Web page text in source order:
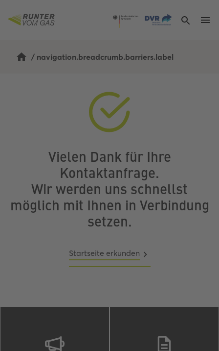
/ navigation.breadcrumb.barriers.label
Vielen Dank für Ihre
Kontaktanfrage.
Wir werden uns schnellst
möglich mit Ihnen in Verbindung
setzen.
Startseite erkunden